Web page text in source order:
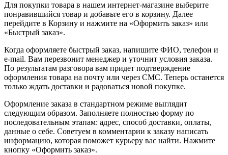
Для покупки товара в нашем интернет-магазине выберите
понравившийся товар и добавьте его в корзину. Далее
перейдите в Корзину и нажмите на «Оформить заказ» или
«Быстрый заказ».
Когда оформляете быстрый заказ, напишите ФИО, телефон и
e-mail. Вам перезвонит менеджер и уточнит условия заказа.
По результатам разговора вам придет подтверждение
оформления товара на почту или через СМС. Теперь останется
только ждать доставки и радоваться новой покупке.
Оформление заказа в стандартном режиме выглядит
следующим образом. Заполняете полностью форму по
последовательным этапам: адрес, способ доставки, оплаты,
данные о себе. Советуем в комментарии к заказу написать
информацию, которая поможет курьеру вас найти. Нажмите
кнопку «Оформить заказ».